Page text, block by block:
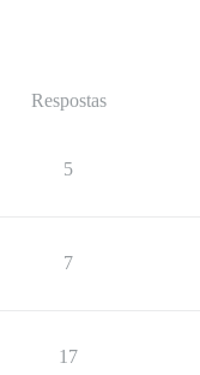
Respostas
5
7
17